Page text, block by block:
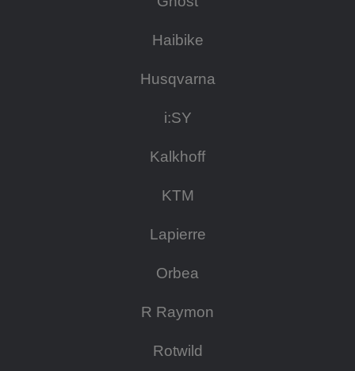
Haibike
Husqvarna
i:SY
Kalkhoff
KTM
Lapierre
Orbea
R Raymon
Rotwild